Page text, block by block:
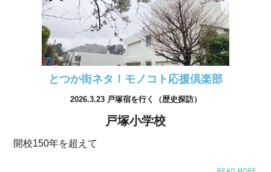
とつか街ネタ！モノコト応援倶楽部
2026.3.23 戸塚宿を行く（歴史探訪）
戸塚小学校
開校150年を超えて